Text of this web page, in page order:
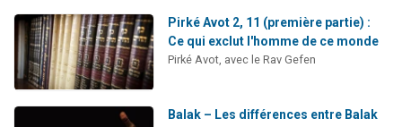
Pirké Avot 2, 11 (première partie) :
Ce qui exclut l'homme de ce monde
Pirké Avot, avec le Rav Gefen
Balak – Les différences entre Balak